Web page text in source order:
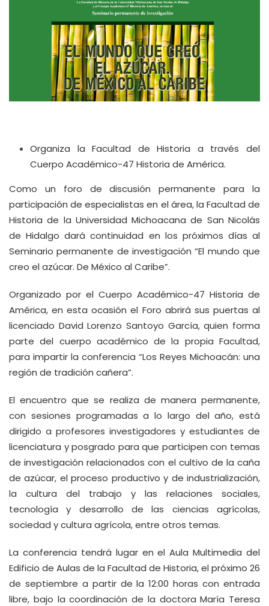
Organiza la Facultad de Historia a través del
Cuerpo Académico-47 Historia de América.
Como un foro de discusión permanente para la
participación de especialistas en el área, la Facultad de
Historia de la Universidad Michoacana de San Nicolás
de Hidalgo dará continuidad en los próximos días al
Seminario permanente de investigación “El mundo que
creo el azúcar. De México al Caribe”.
Organizado por el Cuerpo Académico-47 Historia de
América, en esta ocasión el Foro abrirá sus puertas al
licenciado David Lorenzo Santoyo García, quien forma
parte del cuerpo académico de la propia Facultad,
para impartir la conferencia “Los Reyes Michoacán: una
región de tradición cañera”.
El encuentro que se realiza de manera permanente,
con sesiones programadas a lo largo del año, está
dirigido a profesores investigadores y estudiantes de
licenciatura y posgrado para que participen con temas
de investigación relacionados con el cultivo de la caña
de azúcar, el proceso productivo y de industrialización,
la cultura del trabajo y las relaciones sociales,
tecnología y desarrollo de las ciencias agrícolas,
sociedad y cultura agrícola, entre otros temas.
La conferencia tendrá lugar en el Aula Multimedia del
Edificio de Aulas de la Facultad de Historia, el próximo 26
de septiembre a partir de la 12:00 horas con entrada
libre, bajo la coordinación de la doctora María Teresa